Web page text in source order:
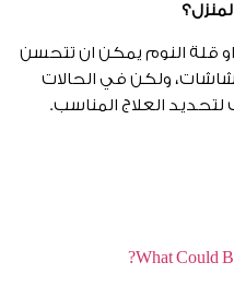
قلة النوم يمكن ان تتحسن
ولكن في الحالات
العلاج المناسب.
What Could